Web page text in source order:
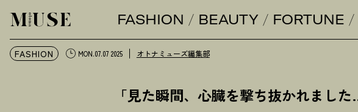
オトナミューズ ウェブFASHION BEAUTY FORTUNE
FASHION MON.07.07 2025 オトナミューズ編集部
「見た瞬間、心臓を撃ち抜かれまし